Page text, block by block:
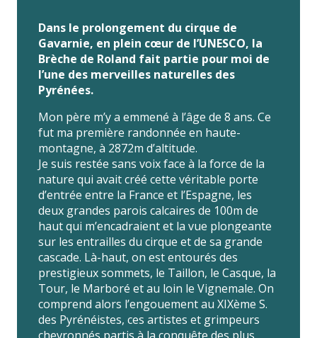
Dans le prolongement du cirque de
Gavarnie, en plein cœur de l’UNESCO, la
Brèche de Roland fait partie pour moi de
l’une des merveilles naturelles des
Pyrénées.
Mon père m’y a emmené à l’âge de 8 ans. Ce
fut ma première randonnée en haute-
montagne, à 2872m d’altitude.
Je suis restée sans voix face à la force de la
nature qui avait créé cette véritable porte
d’entrée entre la France et l’Espagne, les
deux grandes parois calcaires de 100m de
haut qui m’encadraient et la vue plongeante
sur les entrailles du cirque et de sa grande
cascade. Là-haut, on est entourés des
prestigieux sommets, le Taillon, le Casque, la
Tour, le Marboré et au loin le Vignemale. On
comprend alors l’engouement au XIXème S.
des Pyrénéistes, ces artistes et grimpeurs